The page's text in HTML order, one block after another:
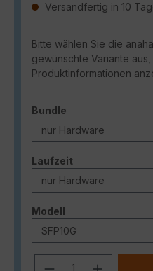
Versandfertig in 10
Bitte wählen Sie die
gewünschte Variante
Produktinformationen
Bundle
Laufzeitauswählen
Modell
Produkt